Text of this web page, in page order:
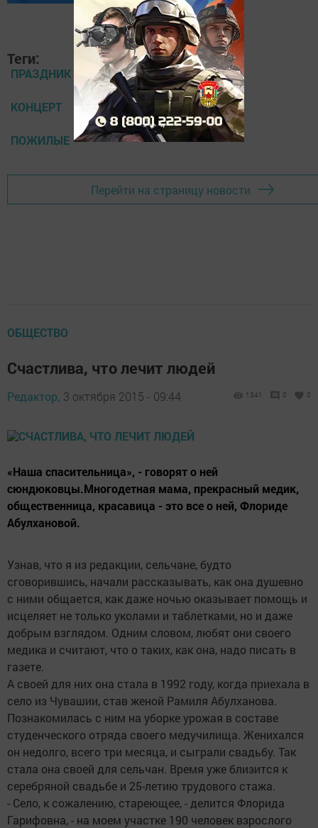
Теги:
ПРАЗДНИК
КОНЦЕРТ
ПОЖИЛЫЕ
Перейти на страницу новости
ОБЩЕСТВО
Счастлива, что лечит людей
Редактор, 3 октября 2015 - 09:44 1341 0 0
«Наша спасительница», - говорят о ней
сюндюковцы.Многодетная мама, прекрасный медик,
общественница, красавица - это все о ней, Флориде
Абулхановой.
Узнав, что я из редакции, сельчане, будто
сговорившись, начали рассказывать, как она душевно
с ними общается, как даже ночью оказывает помощь и
исцеляет не только уколами и таблетками, но и даже
добрым взглядом. Одним словом, любят они своего
медика и считают, что о таких, как она, надо писать в
газете.
А своей для них она стала в 1992 году, когда приехала в
село из Чувашии, став женой Рамиля Абулханова.
Познакомилась с ним на уборке урожая в составе
студенческого отряда своего мед­училища. Женихался
он недолго, всего три месяца, и сыграли свадьбу. Так
стала она своей для сельчан. Время уже близится к
серебряной свадьбе и 25-летию трудового стажа.
- Село, к сожалению, стареющее, - делится Флорида
Гарифовна, - на моем участке 190 человек взрослого